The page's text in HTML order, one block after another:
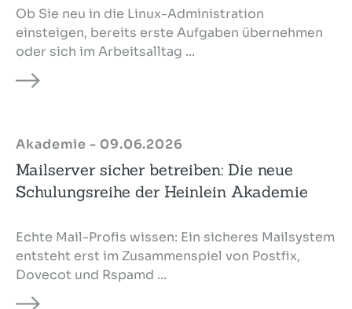
Ob Sie neu in die Linux-Administration
einsteigen, bereits erste Aufgaben übernehmen
oder sich im Arbeitsalltag ...
Akademie - 09.06.2026
Mailserver sicher betreiben: Die neue
Schulungsreihe der Heinlein Akademie
Echte Mail-Profis wissen: Ein sicheres Mailsystem
entsteht erst im Zusammenspiel von Postfix,
Dovecot und Rspamd ...